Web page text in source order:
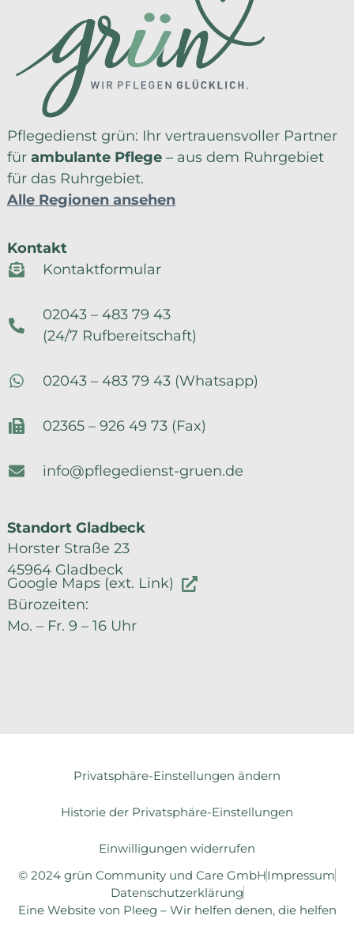
Pflegedienst grün: Ihr vertrauensvoller Partner
für ambulante Pflege– aus dem Ruhrgebiet
für das Ruhrgebiet.
Alle Regionen ansehen
Kontakt
Kontaktformular
02043 – 483 79 43
(24/7 Rufbereitschaft)
02043 – 483 79 43 (Whatsapp)
02365 – 926 49 73 (Fax)
info@pflegedienst-gruen.de
Standort Gladbeck
Horster Straße 23
45964 Gladbeck
Google Maps (ext. Link)
Bürozeiten:
Mo. – Fr. 9 – 16 Uhr
Privatsphäre-Einstellungen ändern
Historie der Privatsphäre-Einstellungen
Einwilligungen widerrufen
© 2024 grün Community und Care GmbHImpressum
Datenschutzerklärung
Eine Website von Pleeg – Wir helfen denen, die helfen